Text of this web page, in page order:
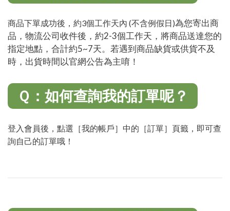
商品下單成功後，約3個工作天內 (不含例假日)為您寄出商
品，物流公司收件後，約2-3個工作天，將商品送達您的
指定地點，合計約5~7天。若遇到商品缺貨或供貨不及
時，出貨時間以官網公告為主唷！
Ｑ：如何查詢我的訂單呢？
登入會員後，點選［我的帳戶］中的［訂單］頁籤，即可查
詢自己的訂單哦！